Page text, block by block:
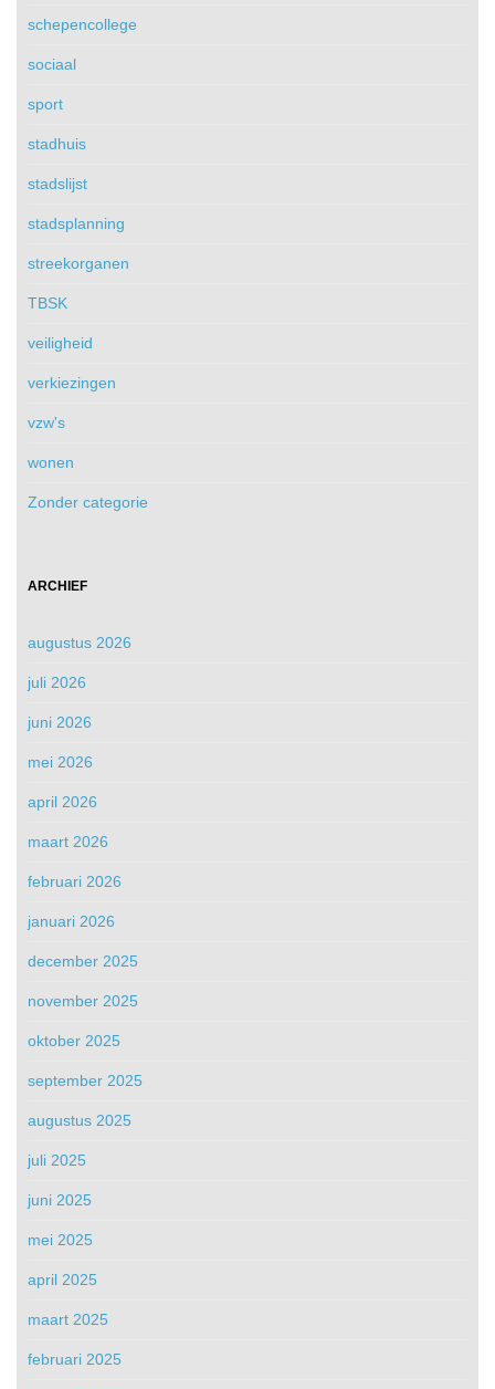
schepencollege
sociaal
sport
stadhuis
stadslijst
stadsplanning
streekorganen
TBSK
veiligheid
verkiezingen
vzw's
wonen
Zonder categorie
ARCHIEF
augustus 2026
juli 2026
juni 2026
mei 2026
april 2026
maart 2026
februari 2026
januari 2026
december 2025
november 2025
oktober 2025
september 2025
augustus 2025
juli 2025
juni 2025
mei 2025
april 2025
maart 2025
februari 2025